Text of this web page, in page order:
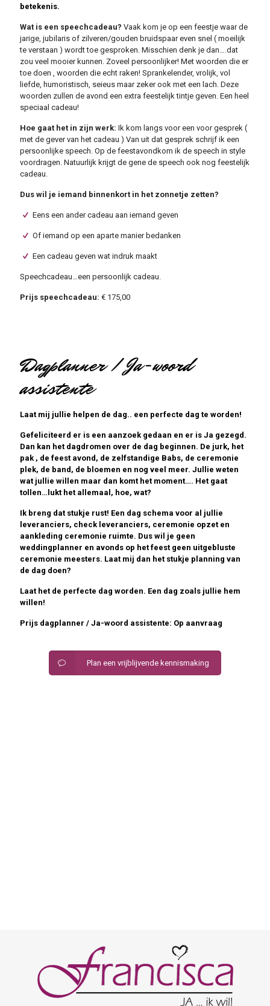
betekenis.
Wat is een speechcadeau? Vaak kom je op een feestje waar de
jarige, jubilaris of zilveren/gouden bruidspaar even snel ( moeilijk
te verstaan ) wordt toe gesproken. Misschien denk je dan….dat
zou veel mooier kunnen. Zoveel persoonlijker! Met woorden die er
toe doen , woorden die echt raken! Sprankelender, vrolijk, vol
liefde, humoristisch, seieus maar zeker ook met een lach. Deze
woorden zullen de avond een extra feestelijk tintje geven. Een heel
speciaal cadeau!
Hoe gaat het in zijn werk: Ik kom langs voor een voor gesprek (
met de gever van het cadeau ) Van uit dat gesprek schrijf ik een
persoonlijke speech. Op de feestavondkom ik de speech in style
voordragen. Natuurlijk krijgt de gene de speech ook nog feestelijk
cadeau.
Dus wil je iemand binnenkort in het zonnetje zetten?
Eens een ander cadeau aan iemand geven
Of iemand op een aparte manier bedanken
Een cadeau geven wat indruk maakt
Speechcadeau…een persoonlijk cadeau.
Prijs speechcadeau: € 175,00
Dagplanner / Ja-woord
assistente
Laat mij jullie helpen de dag.. een perfecte dag te worden!
Gefeliciteerd er is een aanzoek gedaan en er is Ja gezegd.
Dan kan het dagdromen over de dag beginnen. De jurk, het
pak , de feest avond, de zelfstandige Babs, de ceremonie
plek, de band, de bloemen en nog veel meer. Jullie weten
wat jullie willen maar dan komt het moment…. Het gaat
tollen…lukt het allemaal, hoe, wat?
Ik breng dat stukje rust! Een dag schema voor al jullie
leveranciers, check leveranciers, ceremonie opzet en
aankleding ceremonie ruimte. Dus wil je geen
weddingplanner en avonds op het feest geen uitgebluste
ceremonie meesters. Laat mij dan het stukje planning van
de dag doen?
Laat het de perfecte dag worden. Een dag zoals jullie hem
willen!
Prijs dagplanner / Ja-woord assistente: Op aanvraag
Plan een vrijblijvende kennismaking